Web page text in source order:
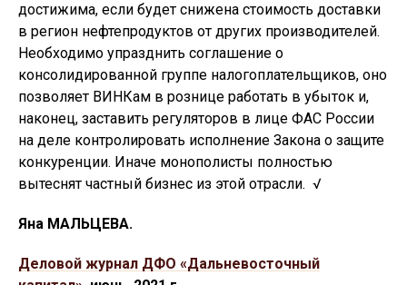
достижима, если будет снижена стоимость доставки
в регион нефтепродуктов от других производителей.
Необходимо упразднить соглашение о
консолидированной группе налогоплательщиков, оно
позволяет ВИНКам в рознице работать в убыток и,
наконец, заставить регуляторов в лице ФАС России
на деле контролировать исполнение Закона о защите
конкуренции. Иначе монополисты полностью
вытеснят частный бизнес из этой отрасли. √
Яна МАЛЬЦЕВА.
Деловой журнал ДФО «Дальневосточный